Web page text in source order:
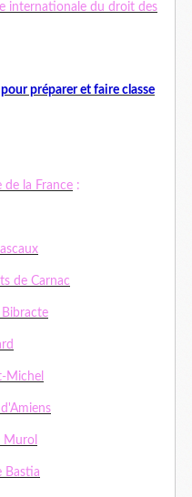
internationale du droit des
préparer et faire classe
de la France :
de Carnac
Michel
Murol
Bastia